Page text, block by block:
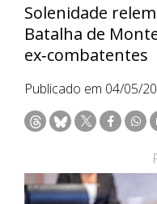
Solenidade
Batalha de
ex‑combatentes
Publicado em 04/05/